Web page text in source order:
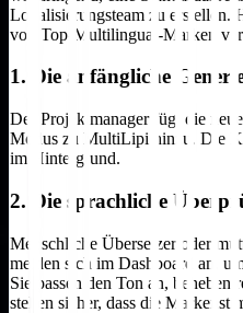
Lokalisierungsteam zu erstellen.
von Top-Multilingual-Marken
1. Die anfängliche
Der Projektmanager fügt die
Modus zu MultiLipi hinzu. Die
im Hintergrund.
2. Die sprachliche
Menschliche Übersetzer oder
melden sich im Dashboard an,
Sie passen den Ton an, beheben
stellen sicher, dass die